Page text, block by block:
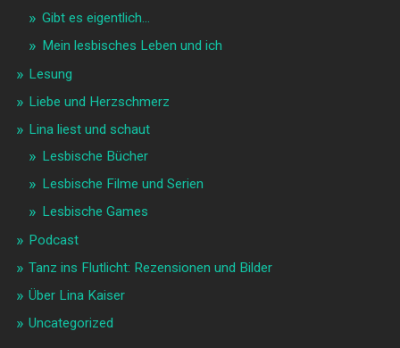
Gibt es eigentlich…
Mein lesbisches Leben und ich
Lesung
Liebe und Herzschmerz
Lina liest und schaut
Lesbische Bücher
Lesbische Filme und Serien
Lesbische Games
Podcast
Tanz ins Flutlicht: Rezensionen und Bilder
Über Lina Kaiser
Uncategorized